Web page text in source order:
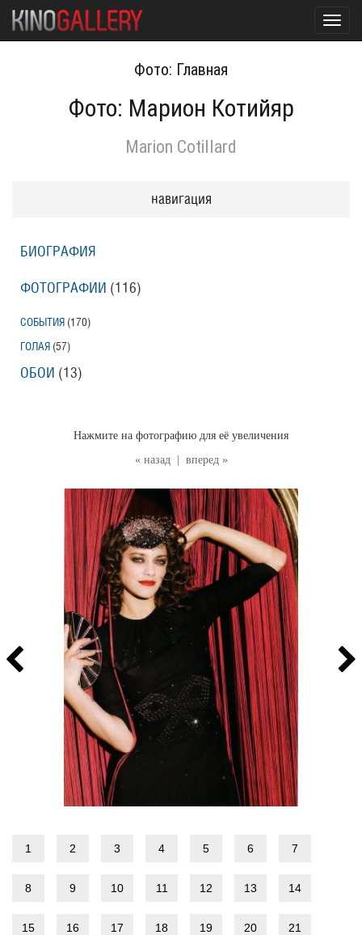
Фото: Главная
Фото: Марион Котийяр
Marion Cotillard
« назад вперед »
Нажмите на фотографию для её увеличения
1 2 3 4 5 6 7
8 9 10 11 12 13 14
15 16 17 18 19 20 21
навигация
БИОГРАФИЯ
ФОТОГРАФИИ (116)
СОБЫТИЯ (170)
ГОЛАЯ (57)
ОБОИ (13)